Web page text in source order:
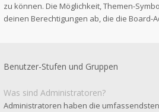
zu können. Die Möglichkeit, Themen-
deinen Berechtigungen ab, die die Board-
Benutzer-Stufen und Gruppen
Was sind Administratoren?
Administratoren haben die umfassendsten